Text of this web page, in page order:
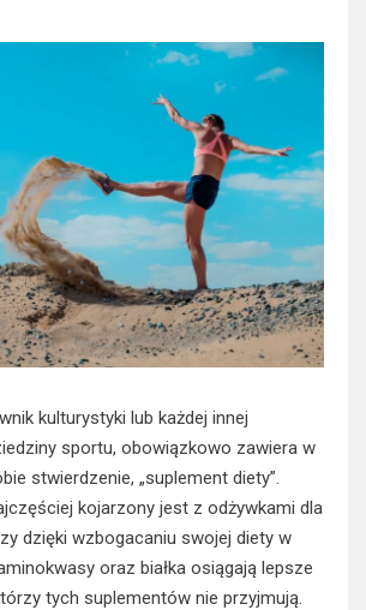
kulturystyki lub każdej innej
sportu, obowiązkowo zawiera w
stwierdzenie, „suplement diety”.
kojarzony jest z odżywkami dla
dzięki wzbogacaniu swojej diety w
oraz białka osiągają lepsze
tych suplementów nie przyjmują.